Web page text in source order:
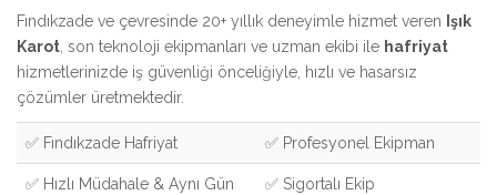
Fındıkzade ve çevresinde 20+ yıllık deneyimle hizmet veren Işık
Karot , son teknoloji ekipmanları ve uzman ekibi ile hafriyat
hizmetlerinizde iş güvenliği önceliğiyle, hızlı ve hasarsız
çözümler üretmektedir.
✅ Fındıkzade Hafriyat ✅ Profesyonel Ekipman
✅ Hızlı Müdahale & Aynı Gün
✅ Sigortalı Ekip